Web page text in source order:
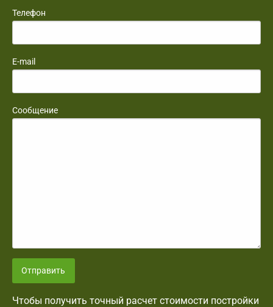
Телефон
E-mail
Сообщение
Отправить
Чтобы получить точный расчет стоимости постройки